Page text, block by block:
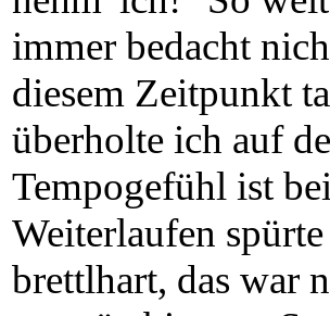
immer bedacht
diesem Zeitpunkt
überholte ich auf
Tempogefühl ist
Weiterlaufen
brettlhart, das war